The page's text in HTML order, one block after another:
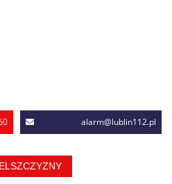
alarm@lublin112.pl